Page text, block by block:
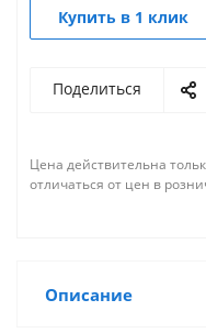
Купить в 1 клик
Поделиться
Цена действительна
отличаться от цен в
Описание